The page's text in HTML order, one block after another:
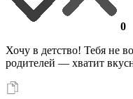
0
Хочу в детство! Тебя не
родителей — хватит